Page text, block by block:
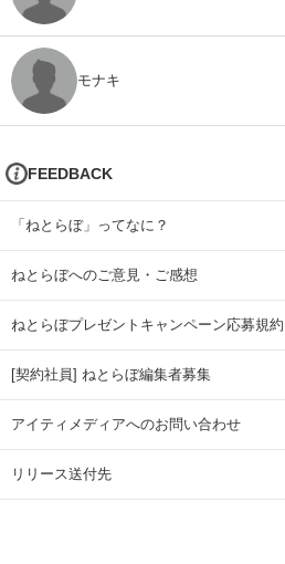
モナキ
FEEDBACK
「ねとらぼ」ってなに？
ねとらぼへのご意見・ご感想
ねとらぼプレゼントキャンペーン応募規約
[契約社員] ねとらぼ編集者募集
アイティメディアへのお問い合わせ
リリース送付先